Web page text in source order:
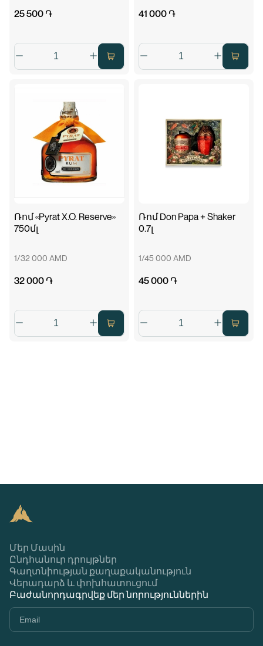
25 500 ֏ 41 000 ֏
Ռոմ «Pyrat X.O. Reserve»
750մլ
1/32 000 AMD
32 000 ֏
Ռոմ Don Papa + Shaker
0.7լ
1/45 000 AMD
45 000 ֏
Մեր Մասին
Ընդհանուր դրույթներ
Գաղտնիության քաղաքականություն
Վերադարձ և փոխհատուցում
Բաժանորդագրվեք մեր նորություններին